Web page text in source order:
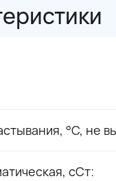
°С, не
сСт: